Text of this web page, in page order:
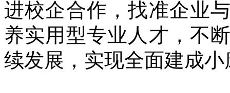
进校企合作，找准企业
养实用型专业人才，不
续发展，实现全面建成